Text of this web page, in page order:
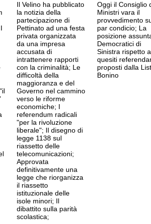
Il Velino ha pubblicato
la notizia della
partecipazione di
Pettinato ad una festa
privata organizzata
da una impresa
accusata di
intrattenere rapporti
con la criminalità; Le
difficoltà della
maggioranza e del
Governo nel cammino
verso le riforme
economiche; I
referendum radicali
"per la rivoluzione
liberale"; Il disegno di
legge 1138 sul
riassetto delle
telecomunicazioni;
Approvata
definitivamente una
legge che riorganizza
il riassetto
istituzionale delle
isole minori; Il
dibattito sulla parità
scolastica;
Oggi il Consiglio
Ministri vara il
provvedimento
par condicio; La
posizione
Democratici di
Sinistra rispetto
quesiti
proposti dalla
Bonino